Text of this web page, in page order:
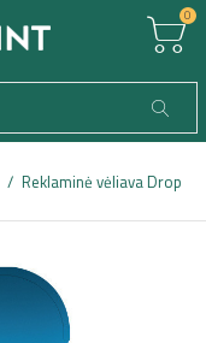
0
Reklaminė vėliava Drop